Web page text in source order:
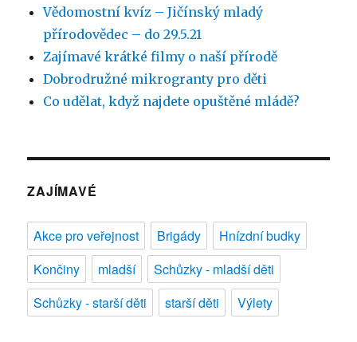
Vědomostní kvíz – Jičínský mladý
přírodovědec – do 29.5.21
Zajímavé krátké filmy o naší přírodě
Dobrodružné mikrogranty pro děti
Co udělat, když najdete opuštěné mládě?
ZAJÍMAVÉ
Akce pro veřejnost Brigády
Hnízdní budky
Končiny
mladší
Schůzky - mladší děti
Schůzky - starší děti
starší děti Výlety